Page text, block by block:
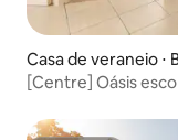
Casa de veraneio ⋅
[Centre] Oásis